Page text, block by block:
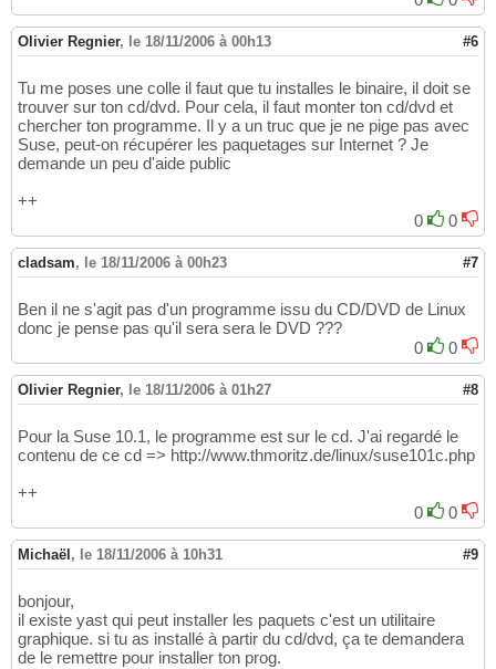
Olivier Regnier, le 18/11/2006 à 00h13 #6
Tu me poses une colle il faut que tu installes le binaire, il doit se
trouver sur ton cd/dvd. Pour cela, il faut monter ton cd/dvd et
chercher ton programme. Il y a un truc que je ne pige pas avec
Suse, peut-on récupérer les paquetages sur Internet ? Je
demande un peu d'aide public
++
0
0
cladsam, le 18/11/2006 à 00h23 #7
Ben il ne s'agit pas d'un programme issu du CD/DVD de Linux
donc je pense pas qu'il sera sera le DVD ???
0
0
Olivier Regnier, le 18/11/2006 à 01h27 #8
Pour la Suse 10.1, le programme est sur le cd. J'ai regardé le
contenu de ce cd => http://www.thmoritz.de/linux/suse101c.php
++
0
0
Michaël , le 18/11/2006 à 10h31 #9
bonjour,
il existe yast qui peut installer les paquets c'est un utilitaire
graphique. si tu as installé à partir du cd/dvd, ça te demandera
de le remettre pour installer ton prog.